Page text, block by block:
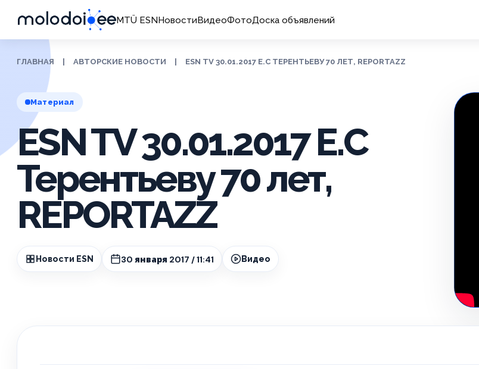
MTÜ ESNНовостиВидеоФотоДоска объявлений
ГЛАВНАЯ АВТОРСКИЕ НОВОСТИ ESN TV 30.01.2017 Е.С ТЕРЕНТЬЕВУ 70 ЛЕТ, REPORTAZZ
Материал
ESN TV 30.01.2017 Е.С
Терентьеву 70 лет,
REPORTAZZ
Новости ESN 30 января 2017 / 11:41 Видео